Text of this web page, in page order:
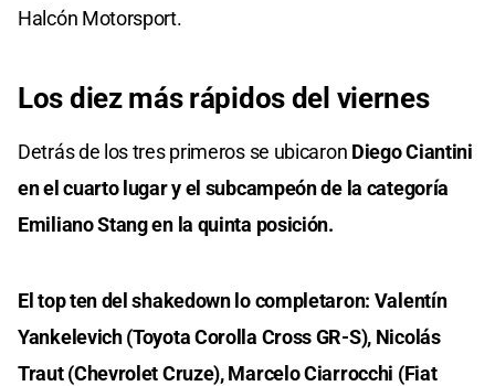
Halcón Motorsport.
Los diez más rápidos del viernes
Detrás de los tres primeros se ubicaron Diego Ciantini
en el cuarto lugar y el subcampeón de la categoría
Emiliano Stang en la quinta posición.
El top ten del shakedown lo completaron: Valentín
Yankelevich (Toyota Corolla Cross GR-S), Nicolás
Traut (Chevrolet Cruze), Marcelo Ciarrocchi (Fiat